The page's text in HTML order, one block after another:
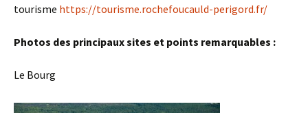
tourisme https://tourisme.rochefoucauld-perigord.fr/
Photos des principaux sites et points remarquables :
Le Bourg